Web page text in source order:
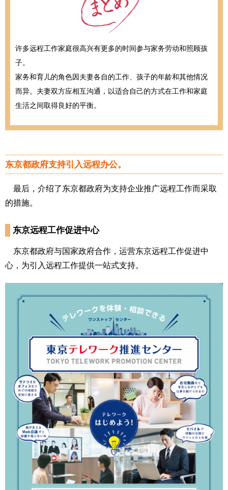
许多远程工作家庭很高兴有更多的时间参与家务劳动和照顾孩
子。
家务和育儿的角色因夫妻各自的工作、孩子的年龄和其他情况
而异。夫妻双方应相互沟通，以适合自己的方式在工作和家庭
生活之间取得良好的平衡。
东京都政府支持引入远程办公。
最后，介绍了东京都政府为支持企业推广远程工作而采取
的措施。
东京远程工作促进中心
东京都政府与国家政府合作，运营东京远程工作促进中
心，为引入远程工作提供一站式支持。